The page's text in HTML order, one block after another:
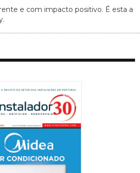
e com impacto positivo. É esta a